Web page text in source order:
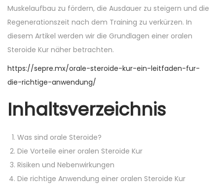
d
o
n
d
i
n
Muskelaufbau zu fördern, die Ausdauer zu steigern und die
Regenerationszeit nach dem Training zu verkürzen. In
diesem Artikel werden wir die Grundlagen einer oralen
Steroide Kur näher betrachten.
https://sepre.mx/orale-steroide-kur-ein-leitfaden-fur-
die-richtige-anwendung/
Inhaltsverzeichnis
Was sind orale Steroide?
Die Vorteile einer oralen Steroide Kur
Risiken und Nebenwirkungen
Die richtige Anwendung einer oralen Steroide Kur